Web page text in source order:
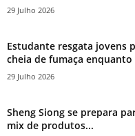
29 Julho 2026
Estudante resgata jovens
cheia de fumaça enquanto
29 Julho 2026
Sheng Siong se prepara
mix de produtos...